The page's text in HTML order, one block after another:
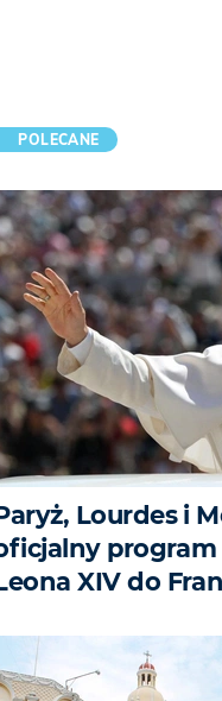
POLECANE
Lourdes i
program
XIV do